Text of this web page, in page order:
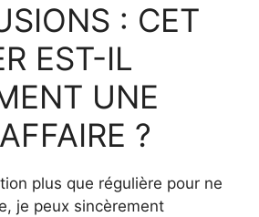
: CET
EST-IL
UNE
?
plus que régulière pour ne
je peux sincèrement